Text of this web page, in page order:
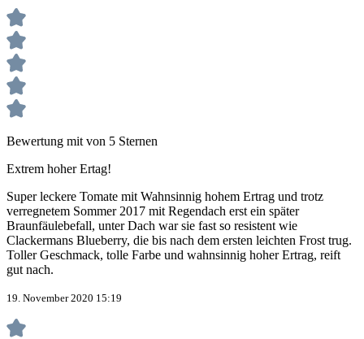
Bewertung mit von 5 Sternen
Extrem hoher Ertag!
Super leckere Tomate mit Wahnsinnig hohem Ertrag und trotz
verregnetem Sommer 2017 mit Regendach erst ein später
Braunfäulebefall, unter Dach war sie fast so resistent wie
Clackermans Blueberry, die bis nach dem ersten leichten Frost trug.
Toller Geschmack, tolle Farbe und wahnsinnig hoher Ertrag, reift
gut nach.
19. November 2020 15:19